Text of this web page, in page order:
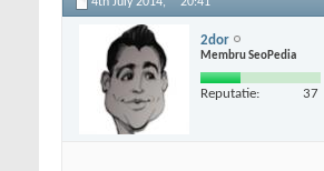
2dor
Membru SeoPedia
Reputatie: 37